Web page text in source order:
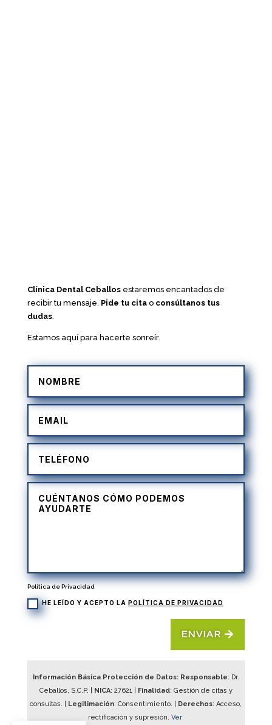
Clínica Dental Ceballosestaremos encantados de
recibir tu mensaje. Pide tu citao consúltanos tus
dudas.
Estamos aquí para hacerte sonreír.
Política de Privacidad
HE LEÍDO Y ACEPTO LA POLÍTICA DE PRIVACIDAD
ENVIAR
Información Básica Protección de Datos: Responsable: Dr.
Ceballos, S.C.P. |
NICA: 27621| Finalidad: Gestión de citas y
consultas. |
Legitimación: Consentimiento. | Derechos: Acceso,
rectificación y supresión. Ver